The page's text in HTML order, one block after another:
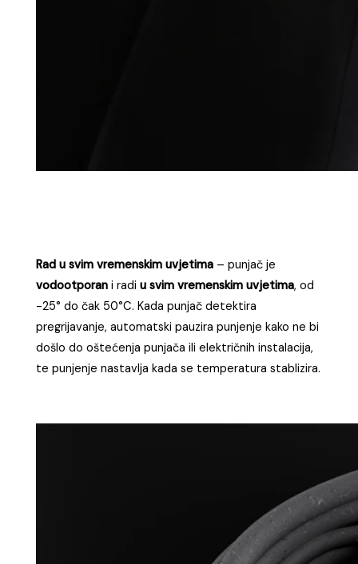
Rad u svim vremenskim uvjetima – punjač je
vodootporan i radiu svim vremenskim uvjetima, od
-25° do čak 50°C. Kada punjač detektira
pregrijavanje, automatski pauzira punjenje kako ne bi
došlo do oštećenja punjača ili električnih instalacija,
te punjenje nastavlja kada se temperatura stablizira.